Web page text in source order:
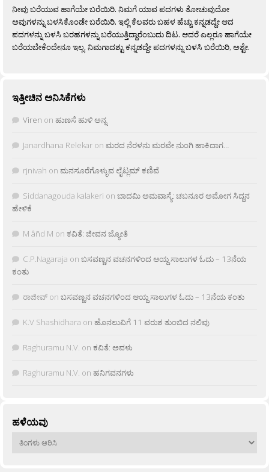
ನೀವು ಬರೆಯುವ ಹಾಗೆಯೇ ಬರೆಯಿರಿ. ನಿಮಗೆ ಯಾವ ಪದಗಳು ತೋಚುವುದೋ
ಅವುಗಳನ್ನು ಬಳಸಿಕೊಂಡೇ ಬರೆಯಿರಿ. ಇಲ್ಲಿ ಕೆಲವರು ಬಹಳ ಹೆಚ್ಚು ಕನ್ನಡದ್ದೇ ಆದ
ಪದಗಳನ್ನು ಬಳಸಿ ಬರಹಗಳನ್ನು ಬರೆಯುತ್ತಿದ್ದಾರೆಂಬುದು ದಿಟ. ಆದರೆ ಎಲ್ಲರೂ ಹಾಗೆಯೇ
ಬರೆಯಬೇಕೆಂದೇನೂ ಇಲ್ಲ. ನಿಮಗಾದಶ್ಟು ಕನ್ನಡದ್ದೇ ಪದಗಳನ್ನು ಬಳಸಿ ಬರೆಯಿರಿ, ಅಶ್ಟೇ.
ಇತ್ತೀಚಿನ ಅನಿಸಿಕೆಗಳು
Viren on ಹುಣಸೆ ಹುಳಿ ಅನ್ನ
Janardhana Relekar on ಮರದ ನೆರಳನು ಮರವೇ ನುಂಗಿ ಹಾಕಿದಾಗ…
rjnivah on ಮನಸೂರೆಗೊಳ್ಳುವ ಲೈಟ್ಲಮ್ ಕಣಿವೆ
Siddanagouda kalakeri on ಬಾದಮಿ ಅಮವಾಸ್ಯೆ: ಚಬನೂರ ಅಮೋಗ ಸಿದ್ದನ
ಹೇಳಿಕೆ
M âñd M on ಕವಿತೆ: ಜೀವನ ಜ್ಯೋತಿ
C.P.Nagaraja on ಬಸವಣ್ಣನ ವಚನಗಳಿಂದ ಆಯ್ದ ಸಾಲುಗಳ ಓದು – 13ನೆಯ
ಕಂತು
ರಾಜೀವ್ on ಬಸವಣ್ಣನ ವಚನಗಳಿಂದ ಆಯ್ದ ಸಾಲುಗಳ ಓದು – 13ನೆಯ ಕಂತು
K.V Shashidhara on ಹೊನಲುವಿಗೆ 11 ವರುಶ ತುಂಬಿದ ನಲಿವು
Raghuramu N.V. on ಕವಿತೆ: ಅವಳು
Raghuramu N.V. on ಹನಿಗವನಗಳು
ಹಳೆಯವು
ಹಳೆಯವು